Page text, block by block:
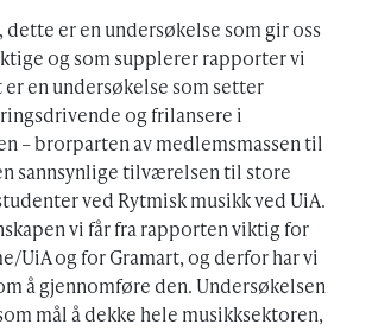
er en undersøkelse som gir oss
og som supplerer rapporter vi
er en undersøkelse som setter
og frilansere i
– brorparten av medlemsmassen til
sannsynlige tilværelsen til store
ved Rytmisk musikk ved UiA.
vi får fra rapporten viktig for
UiA og for Gramart, og derfor har vi
å gjennomføre den. Undersøkelsen
mål å dekke hele musikksektoren,